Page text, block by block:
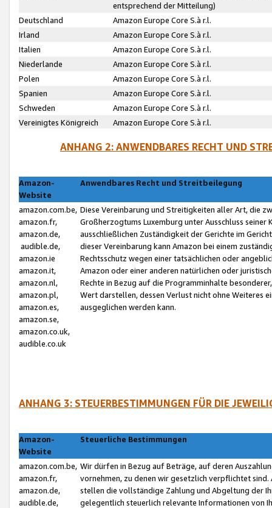
entsprechend der Mitteilung)
Deutschland
Amazon Europe Core S.à r.l.
Irland
Amazon Europe Core S.à r.l.
Italien
Amazon Europe Core S.à r.l.
Niederlande
Amazon Europe Core S.à r.l.
Polen
Amazon Europe Core S.à r.l.
Spanien
Amazon Europe Core S.à r.l.
Schweden
Amazon Europe Core S.à r.l.
Vereinigtes Königreich
Amazon Europe Core S.à r.l.
ANHANG 2: ANWENDBARES RECHT UND
Amazon-
Website
Anwendbares Recht und Streitbeilegung
amazon.com.be,
amazon.fr,
amazon.de,
audible.de,
amazon.ie
amazon.it,
amazon.nl,
amazon.pl,
amazon.es,
amazon.se,
amazon.co.uk,
audible.co.uk
Diese Vereinbarung und Streitigkeiten aller Art, die
Großherzogtums Luxemburg unter Ausschluss
ausschließlichen Zuständigkeit der Gerichte im
dieser Vereinbarung kann Amazon bei einem
Rechtsschutz wegen einer tatsächlichen oder
Amazon oder einer anderen natürlichen oder
Rechte in Bezug auf die Programminhalte
Wert darstellen, dessen Verlust nicht ohne Weiteres
ausgeglichen werden kann.
ANHANG 3: STEUERBESTIMMUNGEN FÜR DIE
Amazon-
Website
Steuerliche Bestimmungen
amazon.com.be,
amazon.fr,
amazon.de,
audible.de,
Wir dürfen in Bezug auf Beträge, auf deren
vornehmen, zu denen wir gesetzlich verpflichtet
stellen die vollständige Zahlung und Abgeltung der
gelegentlich steuerlich relevante Informationen von